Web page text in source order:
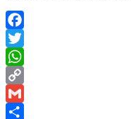
Facebook
Twitter
WhatsApp
Copy
Link
Gmail